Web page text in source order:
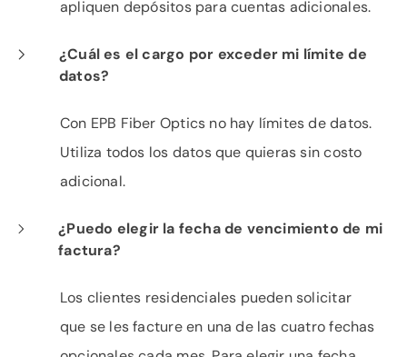
apliquen depósitos para cuentas adicionales.
¿Cuál es el cargo por exceder mi límite de
datos?
Con EPB Fiber Optics no hay límites de datos.
Utiliza todos los datos que quieras sin costo
adicional.
¿Puedo elegir la fecha de vencimiento de mi
factura?
Los clientes residenciales pueden solicitar
que se les facture en una de las cuatro fechas